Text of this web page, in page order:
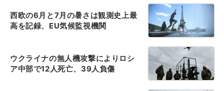
西欧の6月と7月の暑さは観測史上最
高を記録、EU気候監視機関
ウクライナの無人機攻撃によりロシ
ア中部で12人死亡、39人負傷